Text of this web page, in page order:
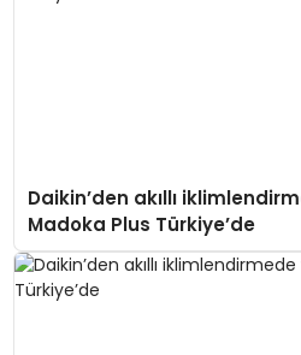
Daikin’den akıllı
Madoka Plus Türkiye’de